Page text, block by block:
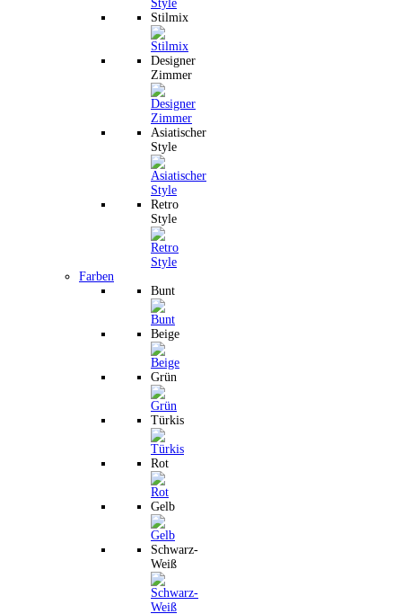
Stilmix
Designer
Zimmer
Asiatischer
Style
Retro
Style
Farben
Bunt
Beige
Grün
Türkis
Rot
Gelb
Schwarz-
Weiß